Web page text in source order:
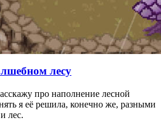
лесу
про наполнение лесной
я её решила, конечно же, разными
лес.